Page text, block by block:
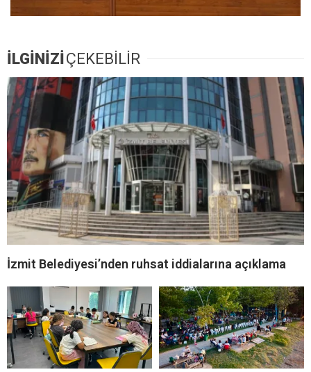
İLGİNİZİ ÇEKEBİLİR
İzmit Belediyesi’nden ruhsat iddialarına açıklama